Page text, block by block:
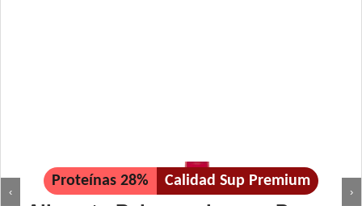
‹ ›
Proteínas 28% Calidad Sup Premium